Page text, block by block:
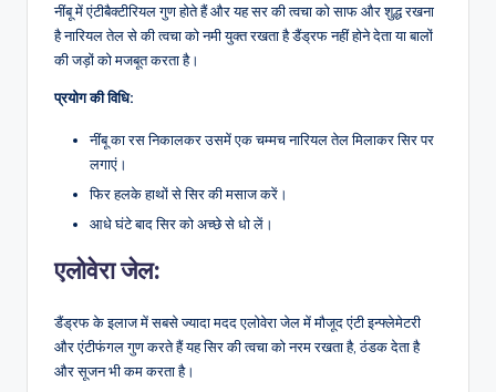
नींबू में एंटीबैक्टीरियल गुण होते हैं और यह सर की त्वचा को साफ और शुद्ध रखना
है नारियल तेल से की त्वचा को नमी युक्त रखता है डैंड्रफ नहीं होने देता या बालों
की जड़ों को मजबूत करता है।
प्रयोग की विधि:
नींबू का रस निकालकर उसमें एक चम्मच नारियल तेल मिलाकर सिर पर
लगाएं।
फिर हलके हाथों से सिर की मसाज करें।
आधे घंटे बाद सिर को अच्छे से धो लें।
एलोवेरा जेल:
डैंड्रफ के इलाज में सबसे ज्यादा मदद एलोवेरा जेल में मौजूद एंटी इन्फ्लेमेटरी
और एंटीफंगल गुण करते हैं यह सिर की त्वचा को नरम रखता है, ठंडक देता है
और सूजन भी कम करता है।